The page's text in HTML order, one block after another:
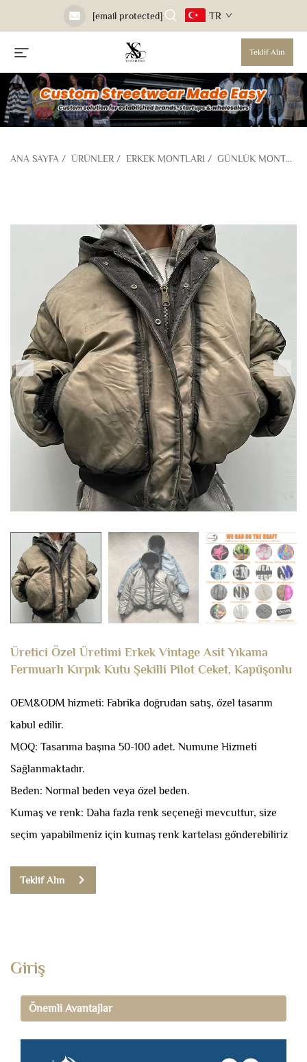
[email protected] TR
Teklif Alın
ANA SAYFA / ÜRÜNLER/ ERKEK MONTLARI / GÜNLÜK MONTLAR
Üretici Özel Üretimi Erkek Vintage Asit Yıkama
Fermuarlı Kırpık Kutu Şekilli Pilot Ceket, Kapüşonlu
OEM&ODM hizmeti: Fabrika doğrudan satış, özel tasarım
kabul edilir.
MOQ: Tasarıma başına 50-100 adet. Numune Hizmeti
Sağlanmaktadır.
Beden: Normal beden veya özel beden.
Kumaş ve renk: Daha fazla renk seçeneği mevcuttur, size
seçim yapabilmeniz için kumaş renk kartelası gönderebiliriz
Teklif Alın
Giriş
Önemli Avantajlar